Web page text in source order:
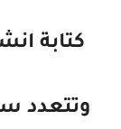
كتابة
وتتعدد